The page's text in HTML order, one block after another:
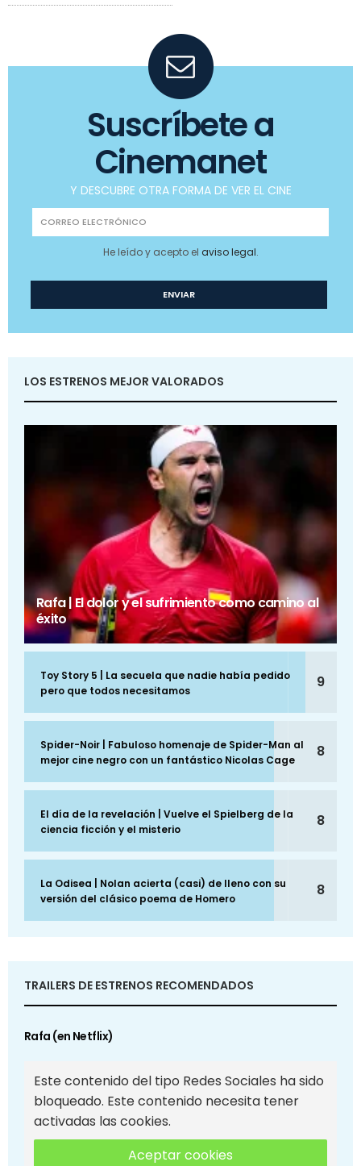
Suscríbete a
Cinemanet
Y DESCUBRE OTRA FORMA DE VER EL CINE
He leído y acepto el aviso legal.
LOS ESTRENOS MEJOR VALORADOS
Rafa | El dolor y el sufrimiento como camino al
éxito
Toy Story 5 | La secuela que nadie había pedido
pero que todos necesitamos
9
Spider-Noir | Fabuloso homenaje de Spider-Man al
mejor cine negro con un fantástico Nicolas Cage
8
El día de la revelación | Vuelve el Spielberg de la
ciencia ficción y el misterio
8
La Odisea | Nolan acierta (casi) de lleno con su
versión del clásico poema de Homero
8
TRAILERS DE ESTRENOS RECOMENDADOS
Rafa (en Netflix)
Este contenido del tipo Redes Sociales ha sido
bloqueado. Este contenido necesita tener
activadas las cookies.
Aceptar cookies